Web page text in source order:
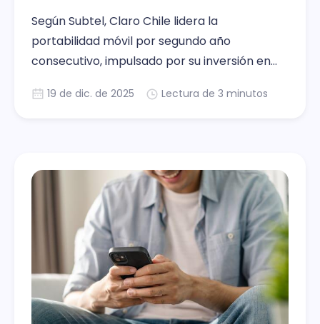
Según Subtel, Claro Chile lidera la
portabilidad móvil por segundo año
consecutivo, impulsado por su inversión en
19 de dic. de 2025 Lectura de 3 minutos